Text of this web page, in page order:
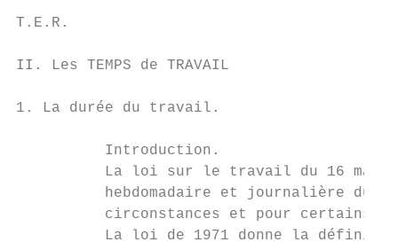
T.E.R.
II. Les TEMPS de TRAVAIL
1. La durée du travail.
          Introduction.
La loi sur le travail du 16
hebdomadaire et journalière du
circonstances et pour certains
La loi de 1971 donne la